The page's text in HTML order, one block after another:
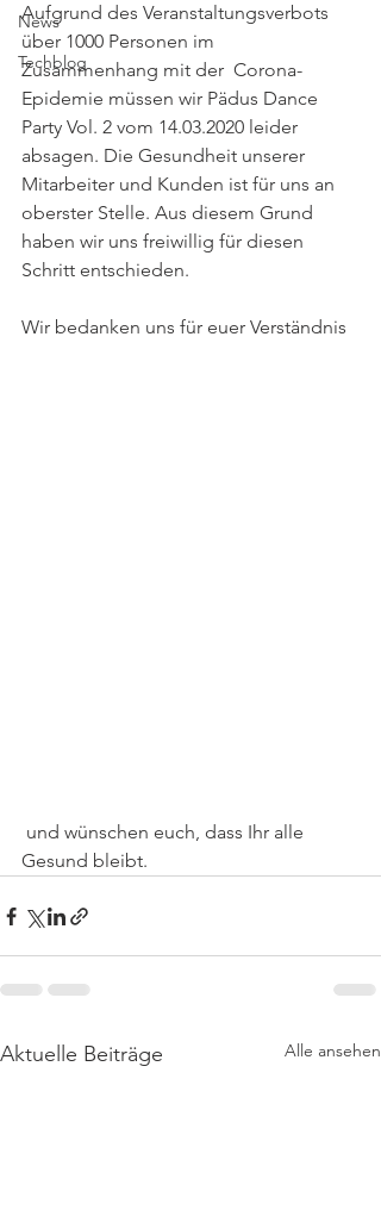
News
Techblog
Aufgrund des Veranstaltungsverbots
über 1000 Personen im
Zusammenhang mit der  Corona-
Epidemie müssen wir Pädus Dance
Party Vol. 2 vom 14.03.2020 leider
absagen. Die Gesundheit unserer
Mitarbeiter und Kunden ist für uns an
oberster Stelle. Aus diesem Grund
haben wir uns freiwillig für diesen
Schritt entschieden.
Wir bedanken uns für euer Verständnis
Gesund bleibt.
Aktuelle Beiträge Alle ansehen